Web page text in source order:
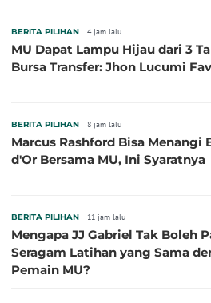
BERITA PILIHAN 4 jam lalu
MU Dapat Lampu Hijau dari 3
Bursa Transfer: Jhon Lucumi
BERITA PILIHAN 8 jam lalu
Marcus Rashford Bisa Menangi
d'Or Bersama MU, Ini Syaratnya
BERITA PILIHAN 11 jam lalu
Mengapa JJ Gabriel Tak Boleh
Seragam Latihan yang Sama
Pemain MU?